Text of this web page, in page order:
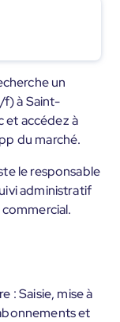
un
à Saint-
et accédez à
du marché.
le responsable
administratif
: Saisie, mise à
et